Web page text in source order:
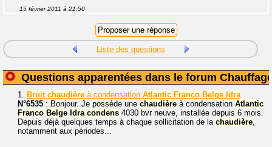
15 février 2011 à 21:50
Liste des questions
Questions apparentées dans le forum
1. Bruit chaudière à condensation Atlantic Franco Belge Idra
N°6535 : Bonjour. Je possède une chaudière à condensation Atlantic
Franco Belge Idra condens 4030 bvr neuve, installée depuis 6 mois.
Depuis déjà quelques temps à chaque sollicitation de la chaudière,
notamment aux périodes...